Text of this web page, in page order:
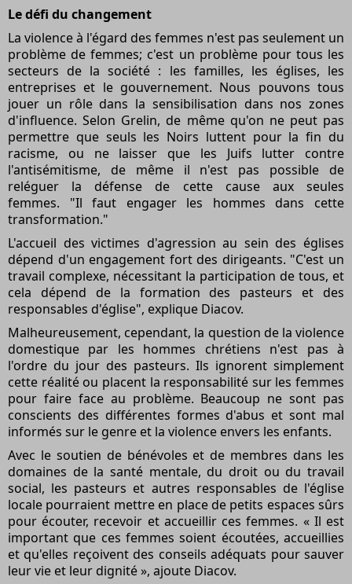
Le défi du changement
La violence à l'égard des femmes n'est pas seulement un
problème de femmes; c'est un problème pour tous les
secteurs de la société : les familles, les églises, les
entreprises et le gouvernement. Nous pouvons tous
jouer un rôle dans la sensibilisation dans nos zones
d'influence. Selon Grelin, de même qu'on ne peut pas
permettre que seuls les Noirs luttent pour la fin du
racisme, ou ne laisser que les Juifs lutter contre
l'antisémitisme, de même il n'est pas possible de
reléguer la défense de cette cause aux seules
femmes. "Il faut engager les hommes dans cette
transformation."
L'accueil des victimes d'agression au sein des églises
dépend d'un engagement fort des dirigeants. "C'est un
travail complexe, nécessitant la participation de tous, et
cela dépend de la formation des pasteurs et des
responsables d'église", explique Diacov.
Malheureusement, cependant, la question de la violence
domestique par les hommes chrétiens n'est pas à
l'ordre du jour des pasteurs. Ils ignorent simplement
cette réalité ou placent la responsabilité sur les femmes
pour faire face au problème. Beaucoup ne sont pas
conscients des différentes formes d'abus et sont mal
informés sur le genre et la violence envers les enfants.
Avec le soutien de bénévoles et de membres dans les
domaines de la santé mentale, du droit ou du travail
social, les pasteurs et autres responsables de l'église
locale pourraient mettre en place de petits espaces sûrs
pour écouter, recevoir et accueillir ces femmes. « Il est
important que ces femmes soient écoutées, accueillies
et qu'elles reçoivent des conseils adéquats pour sauver
leur vie et leur dignité », ajoute Diacov.